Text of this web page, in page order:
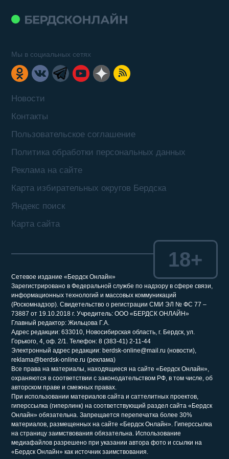
Новости
Контакты
Пользовательское соглашение
Политика обработки персональных данных
Реклама на сайте
Карта избирательных округов Бердска
Яндекс поиск
Карта сайта
Мы в социальных сетях
Сетевое издание «Бердск Онлайн»
Зарегистрировано в Федеральной службе по надзору в сфере связи,
информационных технологий и массовых коммуникаций
(Роскомнадзор). Свидетельство о регистрации СМИ ЭЛ № ФС 77 –
73887 от 19.10.2018 г. Учредитель: ООО «БЕРДСК ОНЛАЙН»
Главный редактор: Жильцова Г.А.
Адрес редакции: 633010, Новосибирская область, г. Бердск, ул.
Горького, 4, оф. 2/1. Телефон: 8 (383-41) 2-11-44
Электронный адрес редакции: berdsk-online@mail.ru (новости),
reklama@berdsk-online.ru (реклама)
Все права на материалы, находящиеся на сайте «Бердск Онлайн»,
охраняются в соответствии с законодательством РФ, в том числе, об
авторском праве и смежных правах.
При использовании материалов сайта и саттелитных проектов,
гиперссылка (гиперлинк) на соответствующий раздел сайта «Бердск
Онлайн» обязательна. Запрещается перепечатка более 30%
материалов, размещенных на сайте «Бердск Онлайн». Гиперссылка
на страницу заимствования обязательна. Использование
медиафайлов разрешено при указании автора фото и ссылки на
«Бердск Онлайн» как источник заимствования.
18+